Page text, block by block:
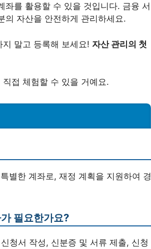
를 활용할 수 있을 것입니다. 금융 서
의 자산을 안전하게 관리하세요.
말고 등록해 보세요! 자산 관리의 첫
접 체험할 수 있을 거예요.
별한 계좌로, 재정 계획을 지원하여 경
필요한가요?
청서 작성, 신분증 및 서류 제출, 신청